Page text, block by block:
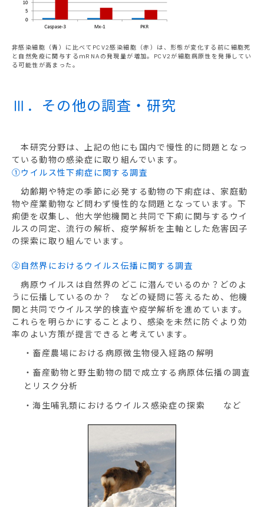
非感染細胞（青）に比べてPCV2感染細胞（赤）は、形態が変化する前に細胞死
と自然免疫に関与するｍRNAの発現量が増加。PCV2が細胞病原性を発揮してい
る可能性が高まった。
Ⅲ．その他の調査・研究
本研究分野は、上記の他にも国内で慢性的に問題となっ
ている動物の感染症に取り組んでいます。
①ウイルス性下痢症に関する調査
幼齢期や特定の季節に必発する動物の下痢症は、家庭動
物や産業動物など問わず慢性的な問題となっています。下
痢便を収集し、他大学他機関と共同で下痢に関与するウイ
ルスの同定、流行の解析、疫学解析を主軸とした危害因子
の探索に取り組んでいます。
②自然界におけるウイルス伝播に関する調査
病原ウイルスは自然界のどこに潜んでいるのか？どのよ
うに伝播しているのか？ などの疑問に答えるため、他機
関と共同でウイルス学的検査や疫学解析を進めています。
これらを明らかにすることより、感染を未然に防ぐより効
率のよい方策が提言できると考えています。
・畜産農場における病原微生物侵入経路の解明
・畜産動物と野生動物の間で成立する病原体伝播の調査
とリスク分析
・海生哺乳類におけるウイルス感染症の探索 など